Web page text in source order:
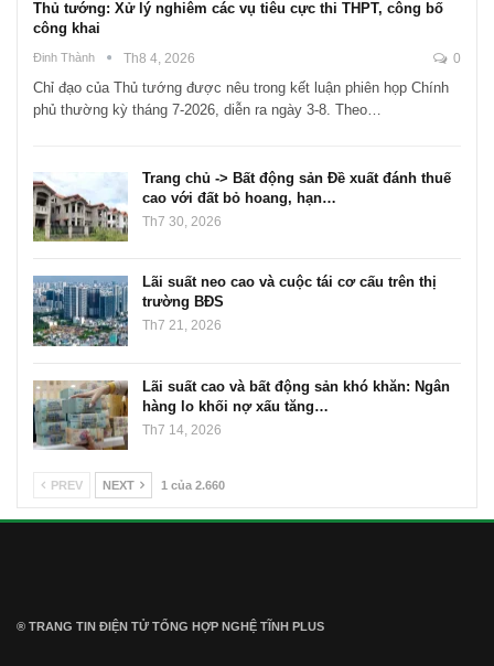
Thủ tướng: Xử lý nghiêm các vụ tiêu cực thi THPT, công bố
công khai
Đinh Thành Th8 4, 2026 0
Chỉ đạo của Thủ tướng được nêu trong kết luận phiên họp Chính
phủ thường kỳ tháng 7-2026, diễn ra ngày 3-8. Theo…
Trang chủ -> Bất động sản Đề xuất đánh thuế
cao với đất bỏ hoang, hạn…
Th7 30, 2026
Lãi suất neo cao và cuộc tái cơ cấu trên thị
trường BĐS
Th7 21, 2026
Lãi suất cao và bất động sản khó khăn: Ngân
hàng lo khối nợ xấu tăng…
Th7 14, 2026
PREV NEXT 1 của 2.660
® TRANG TIN ĐIỆN TỬ ТỔNG HỢP NGHỆ TĨNH PLUS